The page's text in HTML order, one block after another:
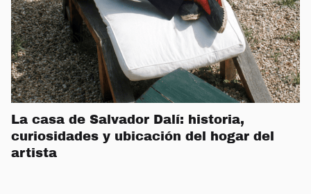
La casa de Salvador Dalí: historia,
curiosidades y ubicación del hogar del
artista